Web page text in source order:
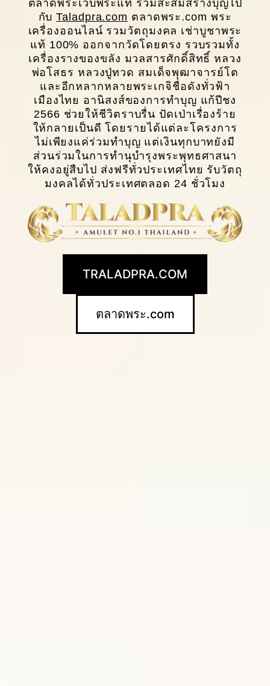
ตลาดพระเว็บพระแท้ ร่วมสะสมสร้างบุญไป
กับTaladpra.com ตลาดพระ.com พระ
เครื่องออนไลน์ รวมวัตถุมงคล เช่าบูชาพระ
แท้ 100% ออกจากวัดโดยตรง รวบรวมทั้ง
เครื่องรางของขลัง มวลสารศักดิ์สิทธิ์ หลวง
พ่อโสธร หลวงปู่ทวด สมเด็จพุฒาจารย์โต
และอีกหลากหลายพระเกจิชื่อดังทั่วฟ้า
เมืองไทย อานิสงส์ของการทำบุญ แก้ปีชง
2566 ช่วยให้ชีวิตราบรื่น ปัดเป่าเรื่องร้าย
ให้กลายเป็นดี โดยรายได้แต่ละโครงการ
ไม่เพียงแค่ร่วมทำบุญ แต่เงินทุกบาทยังมี
ส่วนร่วมในการทํานุบํารุงพระพุทธศาสนา
ให้คงอยู่สืบไป ส่งฟรีทั่วประเทศไทย รับวัตถุ
มงคลได้ทั่วประเทศตลอด 24 ชั่วโมง
TRALADPRA.COM
ตลาดพระ.com